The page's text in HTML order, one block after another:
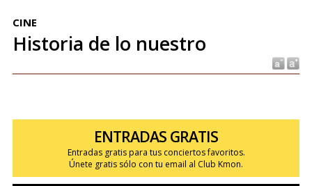
CINE
Historia de lo nuestro
ENTRADAS GRATIS
Entradas gratis para tus conciertos favoritos.
Únete gratis sólo con tu email al Club Kmon.